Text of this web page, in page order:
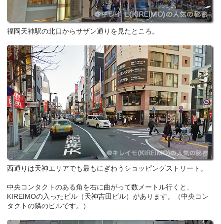
福岡天神駅の北口からサザン通りを見たところ。
西通りは天神エリアでも最もにぎわうショッピングストリート。
中央コンタクトのある角を右に曲がって数メートル行くと、
KIREIMOの入ったビル（天神吉田ビル）があります。（中央コン
タクトの隣のビルです。）